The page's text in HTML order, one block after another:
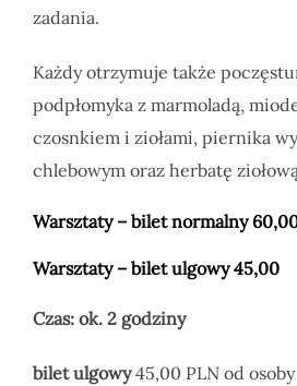
zadania.
Każdy otrzymuje także
podpłomyka z marmoladą,
czosnkiem i ziołami, piernika
chlebowym oraz herbatę
Warsztaty – bilet normalny
Warsztaty – bilet ulgowy 45,00
Czas: ok. 2 godziny
bilet ulgowy45,00 PLN od osoby